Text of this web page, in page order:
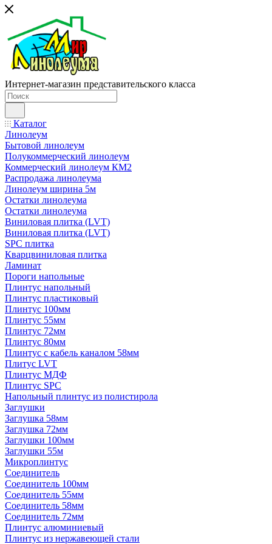
Интернет-магазин представительского класса
Каталог
Линолеум
Бытовой линолеум
Полукоммерческий линолеум
Коммерческий линолеум КМ2
Распродажа линолеума
Линолеум ширина 5м
Остатки линолеума
Остатки линолеума
Виниловая плитка (LVT)
Виниловая плитка (LVT)
SPC плитка
Кварцвиниловая плитка
Ламинат
Пороги напольные
Плинтус напольный
Плинтус пластиковый
Плинтус 100мм
Плинтус 55мм
Плинтус 72мм
Плинтус 80мм
Плинтус с кабель каналом 58мм
Плитус LVT
Плинтус МДФ
Плинтус SPC
Напольный плинтус из полистирола
Заглушки
Заглушка 58мм
Заглушка 72мм
Заглушки 100мм
Заглушки 55м
Микроплинтус
Соединитель
Соединитель 100мм
Соединитель 55мм
Соединитель 58мм
Соединитель 72мм
Плинтус алюминиевый
Плинтус из нержавеющей стали